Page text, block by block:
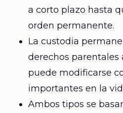
a corto plazo hasta
orden permanente.
La custodia
derechos parentales
puede modificarse
importantes en la
Ambos tipos se